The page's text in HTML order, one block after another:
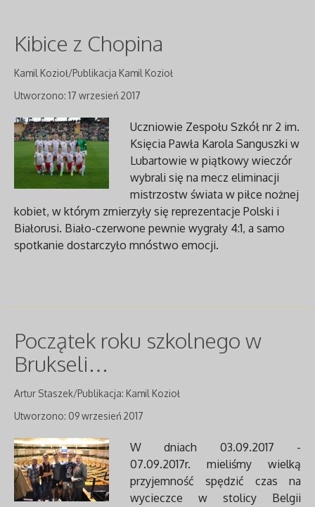
Kibice z Chopina
Kamil Kozioł/Publikacja Kamil Kozioł
Utworzono: 17 wrzesień 2017
Uczniowie Zespołu Szkół nr 2 im.
Księcia Pawła Karola Sanguszki w
Lubartowie w piątkowy wieczór
wybrali się na mecz eliminacji
mistrzostw świata w piłce nożnej
kobiet, w którym zmierzyły się reprezentacje Polski i
Białorusi. Biało-czerwone pewnie wygrały 4:1, a samo
spotkanie dostarczyło mnóstwo emocji.
Początek roku szkolnego w
Brukseli…
Artur Staszek/Publikacja: Kamil Kozioł
Utworzono: 09 wrzesień 2017
W dniach 03.09.2017 -
07.09.2017r. mieliśmy wielką
przyjemność spędzić czas na
wycieczce w stolicy Belgii